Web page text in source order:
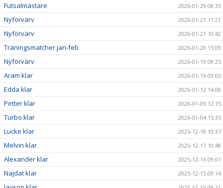
Futsalmästare 2026-01-29 08:33
Nyförvärv 2026-01-21 11:21
Nyförvärv 2026-01-21 10:42
Träningsmatcher jan-feb 2026-01-20 15:09
Nyförvärv 2026-01-19 08:25
Aram klar 2026-01-16 09:03
Edda klar 2026-01-12 14:08
Petter klar 2026-01-09 12:15
Turbo klar 2026-01-04 15:35
Lucke klar 2025-12-18 10:37
Melvin klar 2025-12-17 10:48
Alexander klar 2025-12-16 09:01
Najdat klar 2025-12-15 09:14